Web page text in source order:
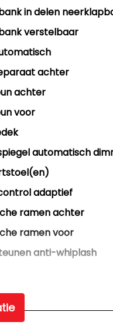
in delen
verstelbaar
achter
achter
voor
automatisch
adaptief
ramen achter
ramen voor
anti-whiplash
verstelbaar